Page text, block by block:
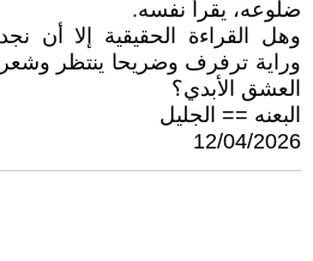
ضلوعه، يقرأ نفسه.
وهل القراءة الحقيقية إلا أن
وراية ترفرف وضريحا ينتظر
العشق الأبدي؟
البعنه == الجليل
12/04/2026